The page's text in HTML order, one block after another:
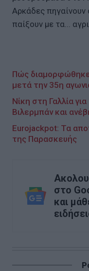
Αρκάδες πηγαίνουν
παίξουν με τα...
Πώς διαμορφώθηκε
μετά την 35η
Νίκη στη Γαλλία
Βιλερμπάν και
Eurojackpot: Τα
της Παρασκευής
στο
και